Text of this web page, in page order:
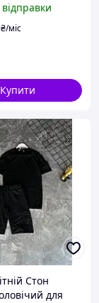
футболка
Stone Island
₴/міс
Купити
Стон
для